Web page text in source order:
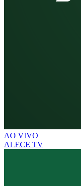
AO VIVO
ALECE TV